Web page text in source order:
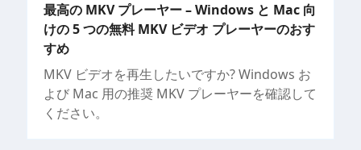
最高の MKV プレーヤー – Windows と Mac 向
けの 5 つの無料 MKV ビデオ プレーヤーのおす
すめ
MKV ビデオを再生したいですか? Windows お
よび Mac 用の推奨 MKV プレーヤーを確認して
ください。